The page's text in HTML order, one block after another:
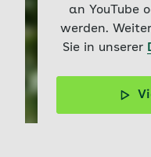
an YouTube
werden.
Sie in unserer
Laufprofi Jan Fitschen
Laufleistung steigern